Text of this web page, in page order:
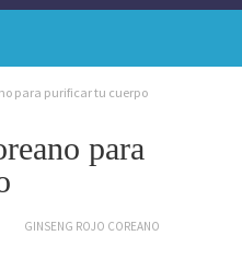
para purificar tu cuerpo
para
GINSENG ROJO COREANO